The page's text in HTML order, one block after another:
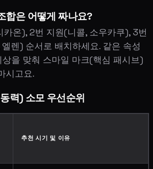
합은 어떻게 짜나요?
카온), 2번 지원(니콜, 소우카쿠), 3번
렌) 순서로 배치하세요. 같은 속성
을 맞춰 스마일 마크(핵심 패시브)
시고요.
력) 소모 우선순위
추천 시기 및 이유